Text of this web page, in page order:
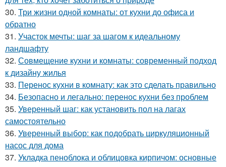
30. Три жизни одной комнаты: от кухни до офиса и
обратно
31. Участок мечты: шаг за шагом к идеальному
ландшафту
32. Совмещение кухни и комнаты: современный подход
к дизайну жилья
33. Перенос кухни в комнату: как это сделать правильно
34. Безопасно и легально: перенос кухни без проблем
35. Уверенный шаг: как установить пол на лагах
самостоятельно
36. Уверенный выбор: как подобрать циркуляционный
насос для дома
37. Укладка пеноблока и облицовка кирпичом: основные